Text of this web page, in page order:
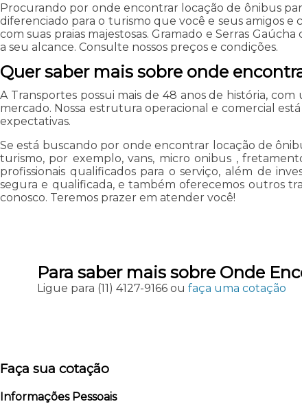
Procurando por onde encontrar locação de ônibus
diferenciado para o turismo que você e seus amigos e
com suas praias majestosas. Gramado e Serras
a seu alcance. Consulte nossos preços e condições.
Quer saber mais sobre onde
A Transportes possui mais de 48 anos de história,
mercado. Nossa estrutura operacional e comercial
expectativas.
Se está buscando por onde encontrar locação de
turismo, por exemplo, vans, micro onibus ,
profissionais qualificados para o serviço, além de
segura e qualificada, e também oferecemos outros
conosco. Teremos prazer em atender você!
Para saber mais sobre Onde
Ligue para (11) 4127-9166ou faça uma cotação
Faça sua cotação
Informações Pessoais